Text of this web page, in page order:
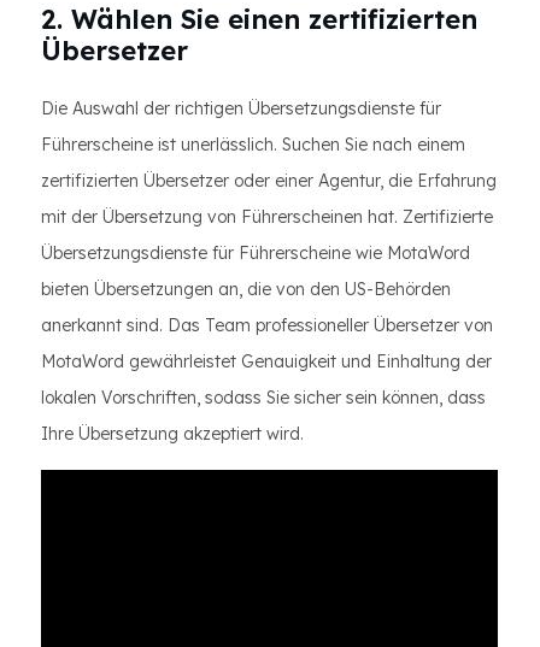
2. Wählen Sie einen zertifizierten
Übersetzer
Die Auswahl der richtigen Übersetzungsdienste für
Führerscheine ist unerlässlich. Suchen Sie nach einem
zertifizierten Übersetzer oder einer Agentur, die Erfahrung
mit der Übersetzung von Führerscheinen hat. Zertifizierte
Übersetzungsdienste für Führerscheine wie MotaWord
bieten Übersetzungen an, die von den US-Behörden
anerkannt sind. Das Team professioneller Übersetzer von
MotaWord gewährleistet Genauigkeit und Einhaltung der
lokalen Vorschriften, sodass Sie sicher sein können, dass
Ihre Übersetzung akzeptiert wird.